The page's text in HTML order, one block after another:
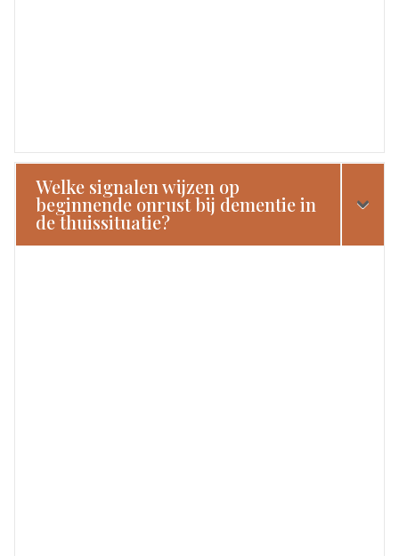
Welke signalen wijzen op
beginnende onrust bij dementie in
de thuissituatie?